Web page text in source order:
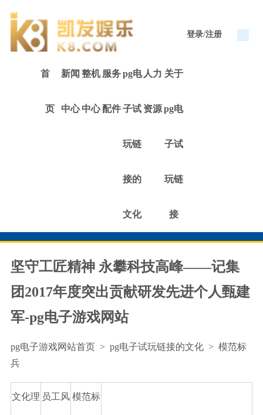
登录/注册
首
页
新闻
中心
整机
中心
服务
配件
pg电
子试
玩链
接的
文化
人力
资源
关于
pg电
子试
玩链
接
坚守工匠精神 永攀科技高峰——记集
团2017年度突出贡献研发先进个人甄建
军-pg电子游戏网站
pg电子游戏网站首页 > pg电子试玩链接的文化 > 模范标
兵
文化理 员工风 模范标